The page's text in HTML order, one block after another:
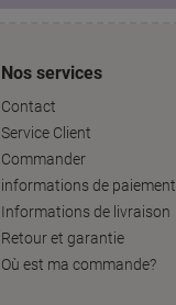
Nos services
Contact
Service Client
Commander
informations de paiement
Informations de livraison
Retour et garantie
Où est ma commande?